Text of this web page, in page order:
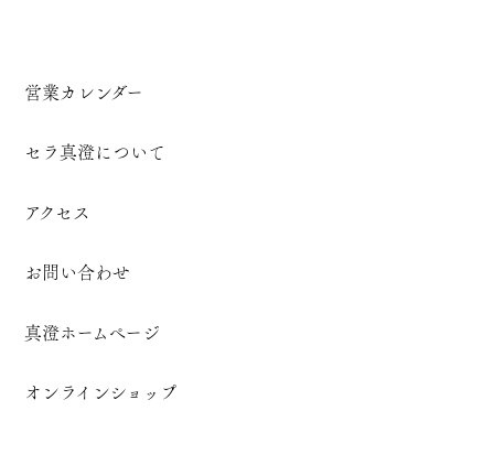
営業カレンダー
セラ真澄について
アクセス
お問い合わせ
真澄ホームページ
オンラインショップ